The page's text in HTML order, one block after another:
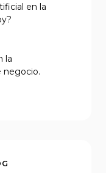
en la
la
negocio.